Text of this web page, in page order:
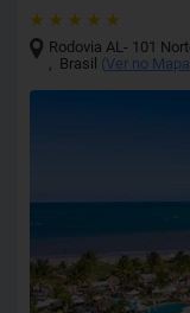
Rodovia AL- 101
, Brasil (Ver no Mapa